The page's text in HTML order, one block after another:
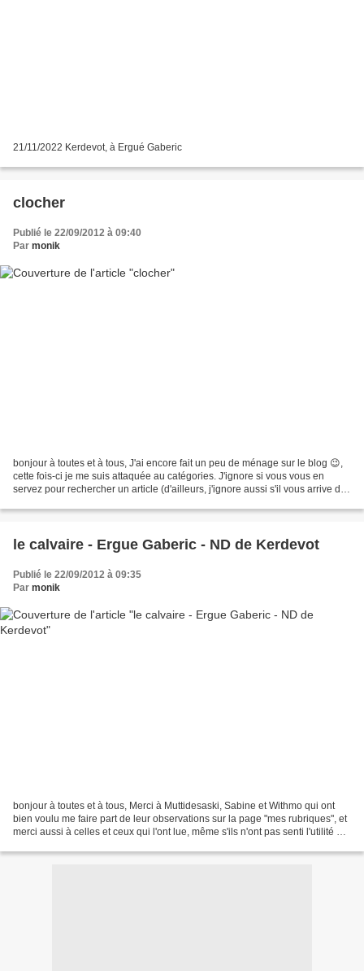
21/11/2022 Kerdevot, à Ergué Gaberic
clocher
Publié le 22/09/2012 à 09:40
Par monik
bonjour à toutes et à tous, J'ai encore fait un peu de ménage sur le blog 😉,
cette fois-ci je me suis attaquée au catégories. J'ignore si vous vous en
servez pour rechercher un article (d'ailleurs, j'ignore aussi s'il vous arrive de
le calvaire - Ergue Gaberic - ND de Kerdevot
Publié le 22/09/2012 à 09:35
Par monik
bonjour à toutes et à tous, Merci à Muttidesaski, Sabine et Withmo qui ont
bien voulu me faire part de leur observations sur la page "mes rubriques", et
merci aussi à celles et ceux qui l'ont lue, même s'ils n'ont pas senti l'utilité ou